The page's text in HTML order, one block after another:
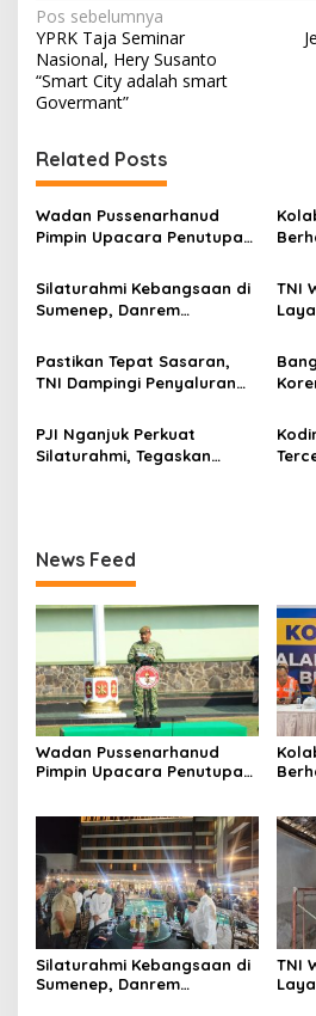
N
a
v
i
g
a
s
i
p
o
s
Pos sebelumnya
YPRK Taja Seminar
Nasional, Hery Susanto
“Smart City adalah smart
Govermant”
Related Posts
Wadan Pussenarhanud
Pimpin Upacara Penutupan
KDKMP Tahun 2026 di
Pusdikarhanud
3,4
Silaturahmi Kebangsaan di
Sumenep, Danrem
Semua Elemen Bersatu
Bangun Madura
TNI
Pastikan Tepat Sasaran,
TNI Dampingi Penyaluran
PJI Nganjuk Perkuat
Silaturahmi, Tegaskan
News Feed
Wadan Pussenarhanud
Pimpin Upacara Penutupan
Pusdikarhanud
Silaturahmi Kebangsaan di
Sumenep, Danrem
TNI